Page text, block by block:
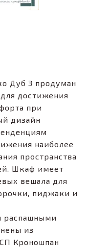
Дуб 3 продуман
достижения
при
дизайн
наиболее
пространства
Шкаф имеет
вешала для
пиджаки и
распашными
из
Кроношпан